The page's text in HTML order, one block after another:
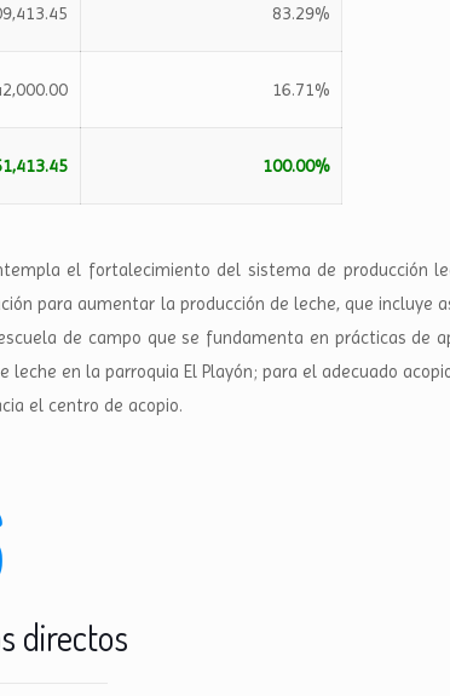
83.29%
16.71%
100.00%
el fortalecimiento del sistema de producción
para aumentar la producción de leche, que incluye
de campo que se fundamenta en prácticas de
en la parroquia El Playón; para el adecuado
el centro de acopio.
directos